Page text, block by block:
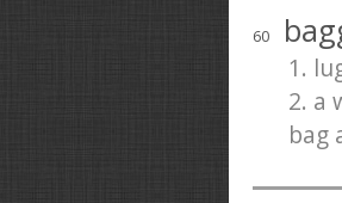
60
1.
2. a
bag